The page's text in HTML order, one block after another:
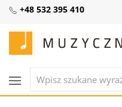
+48 532 395 410